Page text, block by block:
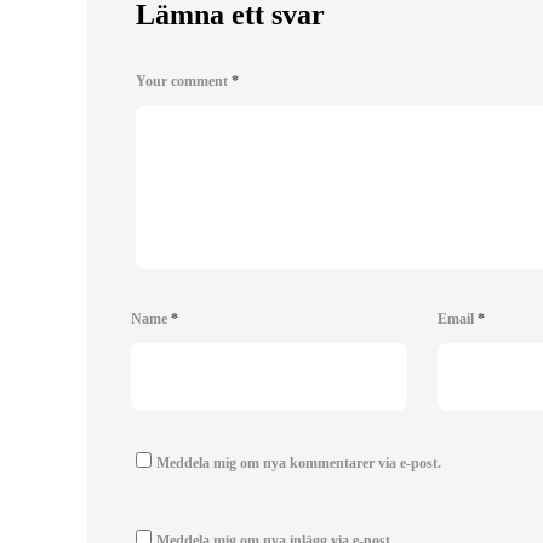
Lämna ett svar
Your comment *
Name * Email *
Meddela mig om nya kommentarer via e-post.